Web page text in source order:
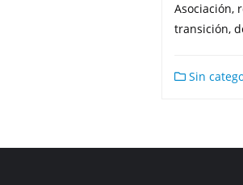
Asociación,
transición,
Sin